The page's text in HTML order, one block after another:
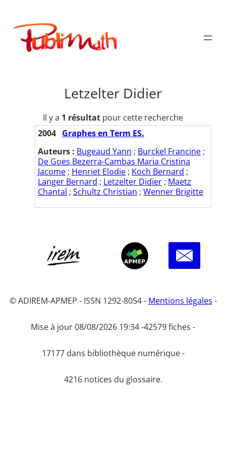
contenu
Publimath
Letzelter Didier
Il y a 1 résultat pour cette recherche
2004 Graphes en Term ES.
Auteurs : Bugeaud Yann ; Burckel Francine ;
De Goes Bezerra-Cambas Maria Cristina
Jacome ; Henriet Elodie ; Koch Bernard ;
Langer Bernard ; Letzelter Didier ; Maetz
Chantal ; Schultz Christian ; Wenner Brigitte
© ADIREM-APMEP - ISSN 1292-8054 - Mentions légales -
Mise à jour 08/08/2026 19:34 -42579 fiches -
17177 dans bibliothèque numérique -
4216 notices du glossaire.